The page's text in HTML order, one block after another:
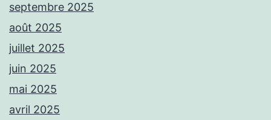
septembre 2025
août 2025
juillet 2025
juin 2025
mai 2025
avril 2025